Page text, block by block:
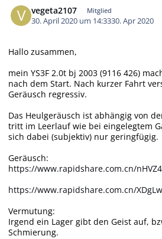
vegeta2107 Mitglied
30. April 2020 um 14:3330. Apr 2020
Hallo zusammen,
mein YS3F 2.0t bj 2003 (9116 426)
nach dem Start. Nach kurzer Fahrt
Geräusch regressiv.
Das Heulgeräusch ist abhängig von
tritt im Leerlauf wie bei eingelegtem
sich dabei (subjektiv) nur geringfügig.
Geräusch:
https://www.rapidshare.com.cn/
https://www.rapidshare.com.cn/
Vermutung:
Irgend ein Lager gibt den Geist auf,
Schmierung.